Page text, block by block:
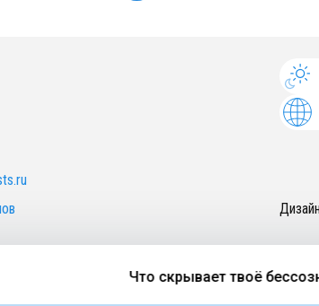
Дизайн
Что скрывает твоё